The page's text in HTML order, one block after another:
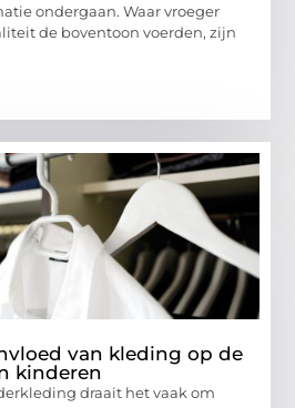
ondergaan. Waar vroeger
de boventoon voerden, zijn
van kleding op de
kinderen
draait het vaak om